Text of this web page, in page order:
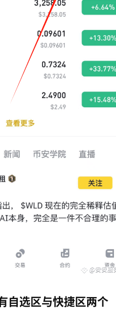
自选区与快捷区两个